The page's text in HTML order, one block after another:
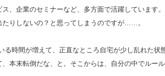
、企業のセミナーなど、多方面で活躍しています
りしないの？と思ってしまうのですが……。
る時間が増えて、正直なところ自宅が少し乱れた状
本末転倒だな、と。そこからは、自分の中でルー